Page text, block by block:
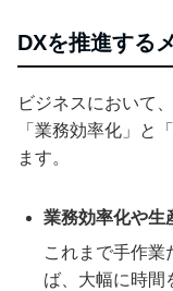
DXを推進する
ビジネスにおいて
「業務効率化」と
ます。
業務効率化や生
これまで手作業
ば、大幅に時間